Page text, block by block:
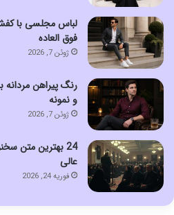
فوق العاده
ژوئن 7, 2026
و نمونه
ژوئن 7, 2026
عالی
فوریه 24, 2026